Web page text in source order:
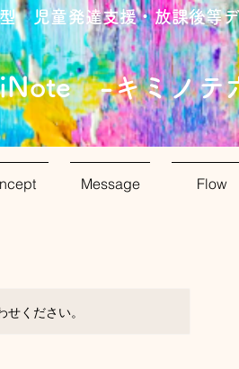
児童発達支援・放課後等
-キミノテ
Message Flow
ください。